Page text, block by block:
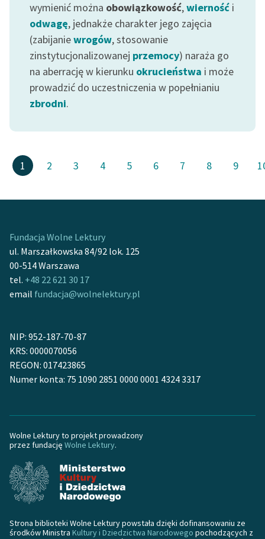
wymienić można obowiązkowość,wierność i
odwagę, jednakże charakter jego zajęcia
(zabijaniewrogów, stosowanie
zinstytucjonalizowanej przemocy) naraża go
na aberrację w kierunku okrucieństwa i może
prowadzić do uczestniczenia w popełnianiu
zbrodni.
1 2 3 4 5 6 7 8 9
Fundacja Wolne Lektury
ul. Marszałkowska 84/92 lok. 125
00-514 Warszawa
tel. +48 22 621 30 17
email fundacja@wolnelektury.pl
NIP: 952-187-70-87
KRS: 0000070056
REGON: 017423865
Numer konta: 75 1090 2851 0000 0001 4324 3317
Wolne Lektury to projekt prowadzony
przez fundację Wolne Lektury.
Strona biblioteki Wolne Lektury powstała dzięki dofinansowaniu ze
środków Ministra Kultury i Dziedzictwa Narodowego pochodzących z